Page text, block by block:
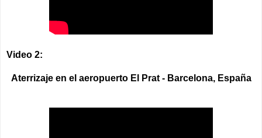
Video 2:
Aterrizaje en el aeropuerto El Prat - Barcelona, España